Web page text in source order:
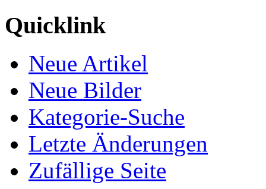
Quicklink
Neue Artikel
Neue Bilder
Kategorie-Suche
Letzte Änderungen
Zufällige Seite